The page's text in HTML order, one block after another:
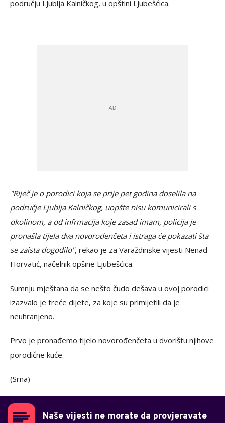
području LJublja Kalničkog, u opštini LJubešćica.
"Riječ je o porodici koja se prije pet godina doselila na
područje Ljublja Kalničkog, uopšte nisu komunicirali s
okolinom, a od infrmacija koje zasad imam, policija je
pronašla tijela dva novorođenčeta i istraga će pokazati šta
se zaista dogodilo", rekao je za Varaždinske vijesti Nenad
Horvatić, načelnik opšine Ljubešćica.
Sumnju mještana da se nešto čudo dešava u ovoj porodici
izazvalo je treće dijete, za koje su primijetili da je
neuhranjeno.
Prvo je pronađemo tijelo novorođenčeta u dvorištu njihove
porodične kuće.
(Srna)
Naše vijesti ne morate da provjeravate